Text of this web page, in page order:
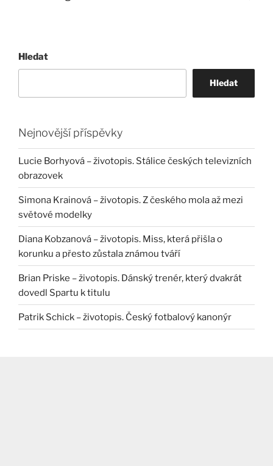
Hledat
Hledat
Nejnovější příspěvky
Lucie Borhyová – životopis. Stálice českých televizních
obrazovek
Simona Krainová – životopis. Z českého mola až mezi
světové modelky
Diana Kobzanová – životopis. Miss, která přišla o
korunku a přesto zůstala známou tváří
Brian Priske – životopis. Dánský trenér, který dvakrát
dovedl Spartu k titulu
Patrik Schick – životopis. Český fotbalový kanonýr